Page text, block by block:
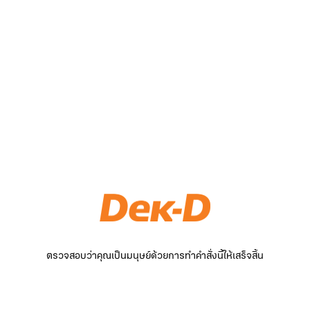
ตรวจสอบว่าคุณเป็นมนุษย์ด้วยการทำคำสั่งนี้ให้เสร็จสิ้น